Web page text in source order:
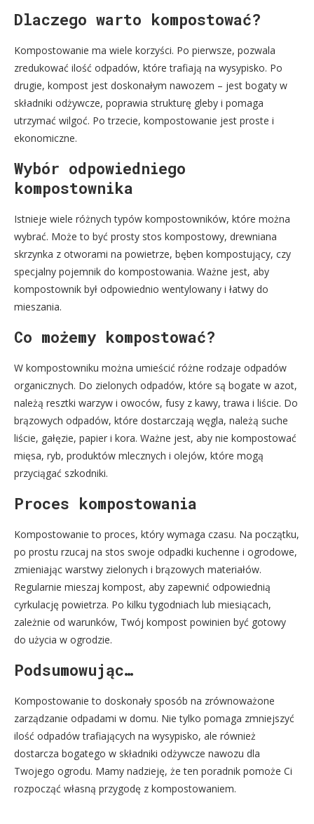
Dlaczego warto kompostować?
Kompostowanie ma wiele korzyści. Po pierwsze, pozwala
zredukować ilość odpadów, które trafiają na wysypisko. Po
drugie, kompost jest doskonałym nawozem – jest bogaty w
składniki odżywcze, poprawia strukturę gleby i pomaga
utrzymać wilgoć. Po trzecie, kompostowanie jest proste i
ekonomiczne.
Wybór odpowiedniego
kompostownika
Istnieje wiele różnych typów kompostowników, które można
wybrać. Może to być prosty stos kompostowy, drewniana
skrzynka z otworami na powietrze, bęben kompostujący, czy
specjalny pojemnik do kompostowania. Ważne jest, aby
kompostownik był odpowiednio wentylowany i łatwy do
mieszania.
Co możemy kompostować?
W kompostowniku można umieścić różne rodzaje odpadów
organicznych. Do zielonych odpadów, które są bogate w azot,
należą resztki warzyw i owoców, fusy z kawy, trawa i liście. Do
brązowych odpadów, które dostarczają węgla, należą suche
liście, gałęzie, papier i kora. Ważne jest, aby nie kompostować
mięsa, ryb, produktów mlecznych i olejów, które mogą
przyciągać szkodniki.
Proces kompostowania
Kompostowanie to proces, który wymaga czasu. Na początku,
po prostu rzucaj na stos swoje odpadki kuchenne i ogrodowe,
zmieniając warstwy zielonych i brązowych materiałów.
Regularnie mieszaj kompost, aby zapewnić odpowiednią
cyrkulację powietrza. Po kilku tygodniach lub miesiącach,
zależnie od warunków, Twój kompost powinien być gotowy
do użycia w ogrodzie.
Podsumowując…
Kompostowanie to doskonały sposób na zrównoważone
zarządzanie odpadami w domu. Nie tylko pomaga zmniejszyć
ilość odpadów trafiających na wysypisko, ale również
dostarcza bogatego w składniki odżywcze nawozu dla
Twojego ogrodu. Mamy nadzieję, że ten poradnik pomoże Ci
rozpocząć własną przygodę z kompostowaniem.